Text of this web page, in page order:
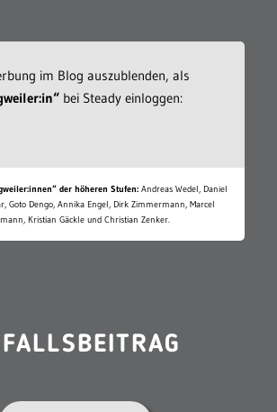
im Blog auszublenden, als
bei Steady einloggen:
der höheren Stufen: Andreas Wedel, Daniel
Goto Dengo, Annika Engel, Dirk Zimmermann, Marcel
Kristian Gäckle und Christian Zenker.